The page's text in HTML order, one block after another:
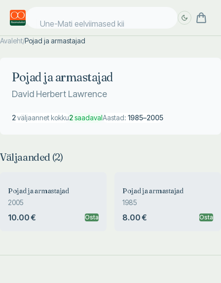
Une-Mati eelviimased kiik
Avaleht/Pojad ja armastajad
Pojad ja armastajad
David Herbert Lawrence
2väljaannet kokku2saadavalAastad: 1985–2005
Väljaanded (2)
Pojad ja armastajad
2005
10.00 € Osta
Pojad ja armastajad
1985
8.00 € Osta